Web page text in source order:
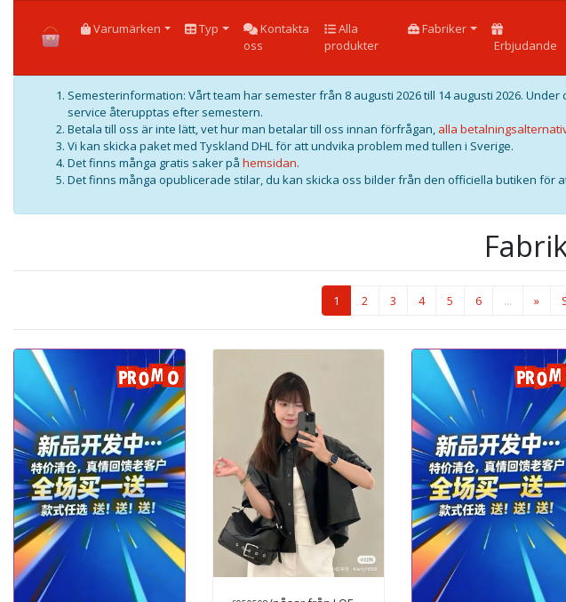
HOME
Varumärken Typ
Kontakta
oss
Alla
produkter
Fabriker
Erbjudande
Semesterinformation: Vårt team har semester från 8 augusti 2026 till 14 augusti 2026.
service återupptas efter semestern.
Betala till oss är inte lätt, vet hur man betalar till oss innan förfrågan, alla
Vi kan skicka paket med Tyskland DHL för att undvika problem med tullen i Sverige.
Det finns många gratis saker på hemsidan.
Det finns många opublicerade stilar, du kan skicka oss bilder från den officiella butiken för
1 2 3 4 5 6 ... »